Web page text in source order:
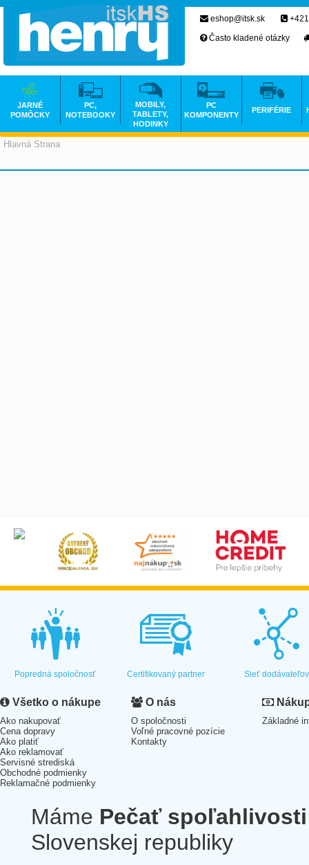
Hlavná Strana
eshop@itsk.sk
Často kladené otázky
JARNÉ
POMÔCKY
PC,
NOTEBOOKY
MOBILY,
TABLETY,
HODINKY
PC
KOMPONENTY
PERIFÉRIE
Popredná spoločnosť Certifikovaný partner Sieť dodávateľov
Všetko o nákupe
Ako nakupovať
Cena dopravy
Ako platiť
Ako reklamovať
Servisné strediská
Obchodné podmienky
Reklamačné podmienky
O nás
O spoločnosti
Voľné pracovné pozície
Kontakty
Základné
Máme Pečať spoľahlivosti
Slovenskej republiky